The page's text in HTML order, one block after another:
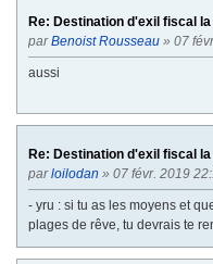
Re: Destination d'exil fiscal
parBenoist Rousseau » 07
aussi
Re: Destination d'exil fiscal
parloilodan » 07 févr. 2019
- yru : si tu as les moyens et
plages de rêve, tu devrais te